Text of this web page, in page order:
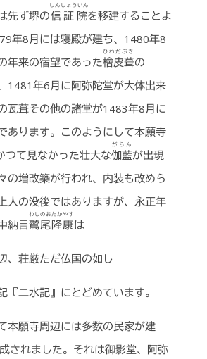
先ず堺の信証院
しんしょういん
を移建することよ
年8月には寝殿が建ち、1480年8
年来の宿望であった檜皮葺
ひわだぶき
の
1481年6月に阿弥陀堂が大体出来
瓦葺その他の諸堂が1483年8月に
あります。このようにして本願寺
つて見なかった壮大な伽藍
がらん
が出現
の増改築が行われ、内装も改めら
人の没後ではありますが、永正年
納言鷲尾隆康
わしのおたかやす
は
、荘厳ただ仏国の如し
『二水記』にとどめています。
本願寺周辺には多数の民家が建
されました。それは御影堂、阿弥